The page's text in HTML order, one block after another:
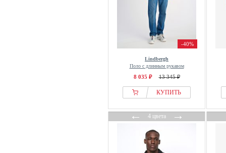
-40%
Lindbergh
Поло с длинным рукавом
8 035 ₽ 13 345 ₽
КУПИТЬ
←4 цвета→